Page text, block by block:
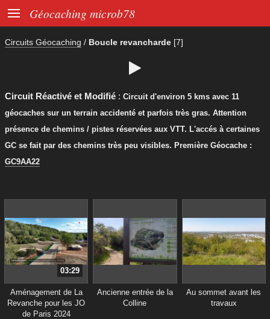
 Géocaching microb78
Circuits Géocaching / Boucle revancharde [7]

Circuit Réactivé et Modifié : Circuit d'environ 5 kms avec 11
géocaches sur un terrain accidenté et parfois très gras. Attention
présence de chemins / pistes réservées aux VTT. L'accés à certaines
GC se fait par des chemins très peu visibles. Première Géocache :
GC9AA22
03:29
Aménagement de La
Revanche pour les JO
de Paris 2024
Ancienne entrée de la
Colline
Au sommet avant les
travaux